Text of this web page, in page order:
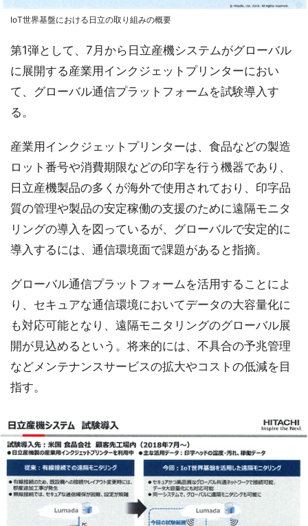
IoT世界基盤における日立の取り組みの概要
第1弾として、7月から日立産機システムがグローバル
に展開する産業用インクジェットプリンターにおい
て、グローバル通信プラットフォームを試験導入す
る。
産業用インクジェットプリンターは、食品などの製造
ロット番号や消費期限などの印字を行う機器であり、
日立産機製品の多くが海外で使用されており、印字品
質の管理や製品の安定稼働の支援のために遠隔モニタ
リングの導入を図っているが、グローバルで安定的に
導入するには、通信環境面で課題があると指摘。
グローバル通信プラットフォームを活用することによ
り、セキュアな通信環境においてデータの大容量化に
も対応可能となり、遠隔モニタリングのグローバル展
開が見込めるという。将来的には、不具合の予兆管理
などメンテナンスサービスの拡大やコストの低減を目
指す。